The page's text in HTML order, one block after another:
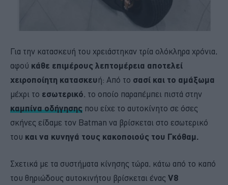
Για την κατασκευή του χρειάστηκαν τρία ολόκληρα χρόνια,
αφού κάθε επιμέρους λεπτομέρεια αποτελεί
χειροποίητη κατασκευή: Από το σασί και το αμάξωμα
μέχρι το εσωτερικό, το οποίο παραπέμπει πιστά στην
καμπίνα οδήγησης που είχε το αυτοκίνητο σε όσες
σκήνες είδαμε τον Batman να βρίσκεται στο εσωτερικό
του και να κυνηγά τους κακοποιούς του Γκόθαμ.
Σχετικά με τα συστήματα κίνησης τώρα, κάτω από το καπό
του θηριώδους αυτοκινήτου βρίσκεται ένας V8